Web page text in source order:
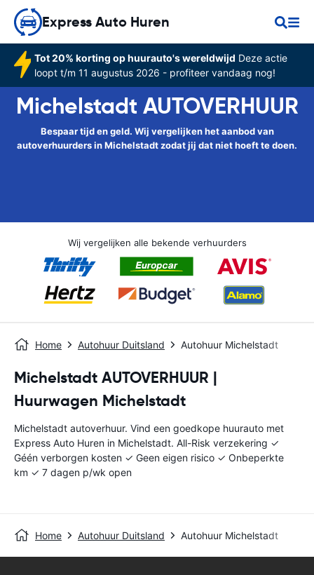
Express Auto Huren
Tot 20% korting op huurauto's wereldwijd Deze actie
loopt t/m 11 augustus 2026 - profiteer vandaag nog!
Michelstadt AUTOVERHUUR
Bespaar tijd en geld. Wij vergelijken het aanbod van
autoverhuurders in Michelstadt zodat jij dat niet hoeft te doen.
Wij vergelijken alle bekende verhuurders
Home Autohuur Duitsland Autohuur Michelstadt
Michelstadt AUTOVERHUUR |
Huurwagen Michelstadt
Michelstadt autoverhuur. Vind een goedkope huurauto met
Express Auto Huren in Michelstadt. All-Risk verzekering ✓
Géén verborgen kosten ✓ Geen eigen risico ✓ Onbeperkte
km ✓ 7 dagen p/wk open
Home Autohuur Duitsland Autohuur Michelstadt